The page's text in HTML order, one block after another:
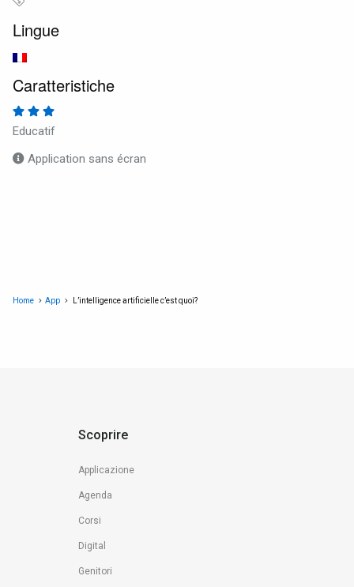
Lingue
Caratteristiche
Educatif
Application sans écran
Home App L’intelligence artificielle c’est quoi?
Scoprire
Applicazione
Agenda
Corsi
Digital
Genitori